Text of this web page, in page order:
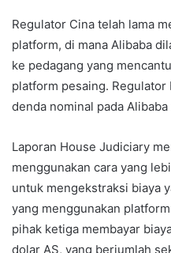
Regulator Cina telah lama
platform, di mana Alibaba
ke pedagang yang
platform pesaing.
denda nominal pada
Laporan House Judiciary
menggunakan cara yang
untuk mengekstraksi biaya
yang menggunakan
pihak ketiga membayar
dolar AS, yang berjumlah